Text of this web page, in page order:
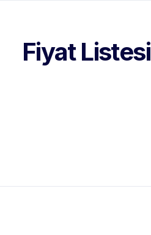
Fiyat Listesi